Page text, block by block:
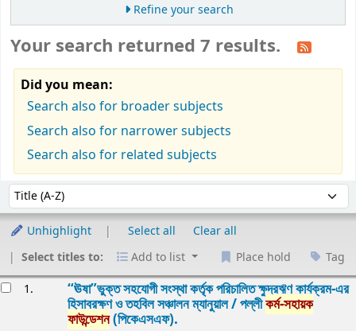
Refine your search
Your search returned 7 results.
Did you mean:
Search also for broader subjects
Search also for narrower subjects
Search also for related subjects
Sort by:
Unhighlight Select all
Clear all
Select titles to:
Add to list Place hold Tag
1. “ঊষা”ভুক্ত সহযোগী সংস্থা কর্তৃক পরিচালিত ক্ষুদ্রঋণ কার্যক্রম-এর
হিসাবরক্ষণ ও তহবিল সঞ্চালন ম্যানুয়াল /পল্লীকর্ম-সহায়ক
ফাউন্ডেশন(পিকেএসএফ).